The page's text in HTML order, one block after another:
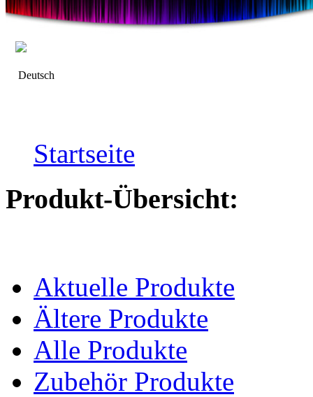
Deutsch
Startseite
Produkt-Übersicht:
Aktuelle Produkte
Ältere Produkte
Alle Produkte
Zubehör Produkte